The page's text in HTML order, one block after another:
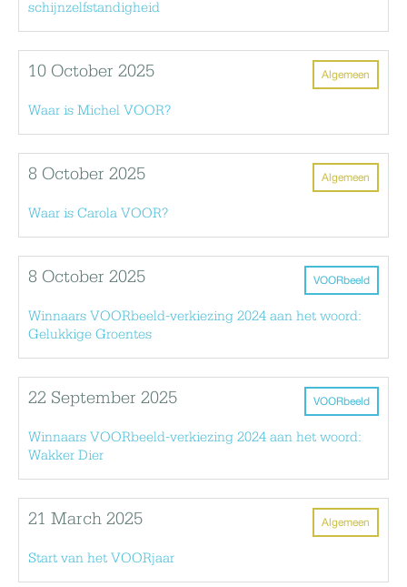
schijnzelfstandigheid
Algemeen
10 October 2025
Waar is Michel VOOR?
Algemeen
8 October 2025
Waar is Carola VOOR?
VOORbeeld
8 October 2025
Winnaars VOORbeeld-verkiezing 2024 aan het woord:
Gelukkige Groentes
VOORbeeld
22 September 2025
Winnaars VOORbeeld-verkiezing 2024 aan het woord:
Wakker Dier
Algemeen
21 March 2025
Start van het VOORjaar